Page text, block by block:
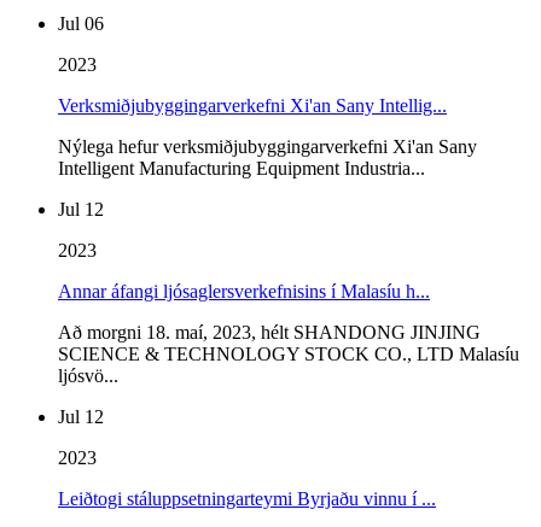
Jul 06
2023
Verksmiðjubyggingarverkefni Xi'an Sany Intellig...
Nýlega hefur verksmiðjubyggingarverkefni Xi'an Sany
Intelligent Manufacturing Equipment Industria...
Jul 12
2023
Annar áfangi ljósaglersverkefnisins í Malasíu h...
Að morgni 18. maí, 2023, hélt SHANDONG JINJING
SCIENCE & TECHNOLOGY STOCK CO., LTD Malasíu
ljósvö...
Jul 12
2023
Leiðtogi stáluppsetningarteymi Byrjaðu vinnu í ...